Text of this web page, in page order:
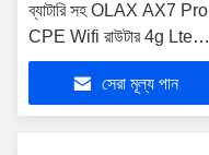
ব্যাটারি সহ OLAX AX7 Pro
CPE Wifi রাউটার 4g Lte
মডেম
সেরা মূল্য পান